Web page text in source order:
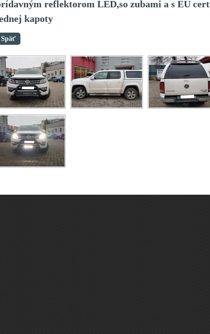
reflektorom LED,so zubami a s EU
kapoty
Späť